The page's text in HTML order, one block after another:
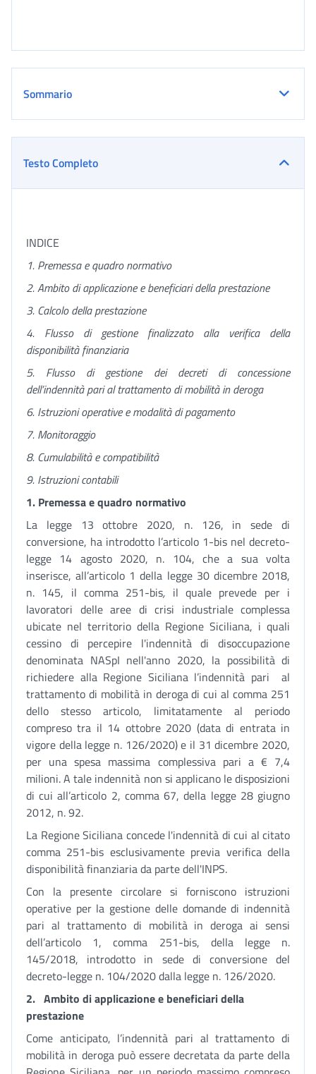
Sommario
Testo Completo
INDICE
1. Premessa e quadro normativo
2. Ambito di applicazione e beneficiari della prestazione
3. Calcolo della prestazione
4. Flusso di gestione finalizzato alla verifica della
disponibilità finanziaria
5. Flusso di gestione dei decreti di concessione
dell’indennità pari al trattamento di mobilità in deroga
6. Istruzioni operative e modalità di pagamento
7. Monitoraggio
8. Cumulabilità e compatibilità
9. Istruzioni contabili
1. Premessa e quadro normativo
La legge 13 ottobre 2020, n. 126, in sede di
conversione, ha introdotto l’articolo 1-bis nel decreto-
legge 14 agosto 2020, n. 104, che a sua volta
inserisce, all’articolo 1 della legge 30 dicembre 2018,
n. 145, il comma 251-bis, il quale prevede per i
lavoratori delle aree di crisi industriale complessa
ubicate nel territorio della Regione Siciliana, i quali
cessino di percepire l'indennità di disoccupazione
denominata NASpI nell'anno 2020, la possibilità di
richiedere alla Regione Siciliana l’indennità pari al
trattamento di mobilità in deroga di cui al comma 251
dello stesso articolo, limitatamente al periodo
compreso tra il 14 ottobre 2020 (data di entrata in
vigore della legge n. 126/2020) e il 31 dicembre 2020,
per una spesa massima complessiva pari a € 7,4
milioni. A tale indennità non si applicano le disposizioni
di cui all’articolo 2, comma 67, della legge 28 giugno
2012, n. 92.
La Regione Siciliana concede l'indennità di cui al citato
comma 251-bis esclusivamente previa verifica della
disponibilità finanziaria da parte dell'INPS.
Con la presente circolare si forniscono istruzioni
operative per la gestione delle domande di indennità
pari al trattamento di mobilità in deroga ai sensi
dell’articolo 1, comma 251-bis, della legge n.
145/2018, introdotto in sede di conversione del
decreto-legge n. 104/2020 dalla legge n. 126/2020.
2. Ambito di applicazionee beneficiari della
prestazione
Come anticipato, l’indennità pari al trattamento di
mobilità in deroga può essere decretata da parte della